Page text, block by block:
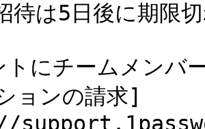
は5日後に期限
トにチームメンバ
ョンの請求]